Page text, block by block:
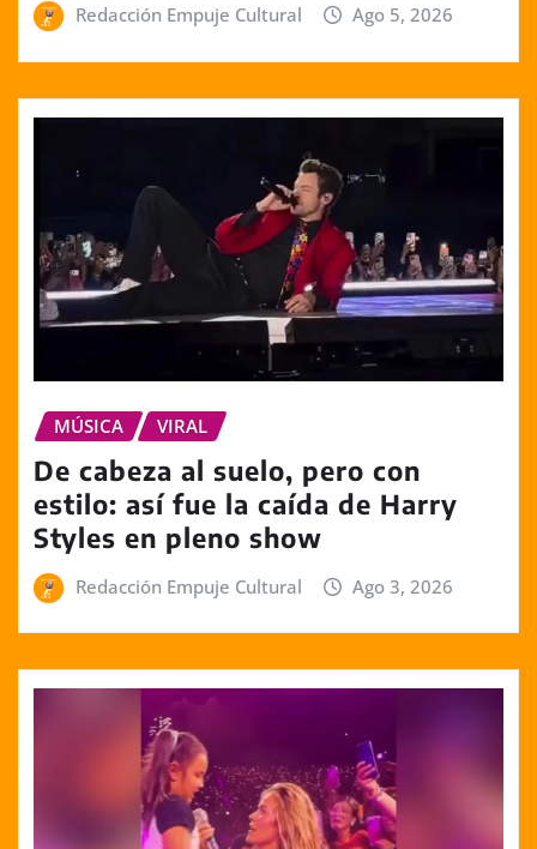
Redacción Empuje Cultural Ago 5, 2026
MÚSICA VIRAL
De cabeza al suelo, pero con
estilo: así fue la caída de Harry
Styles en pleno show
Redacción Empuje Cultural Ago 3, 2026